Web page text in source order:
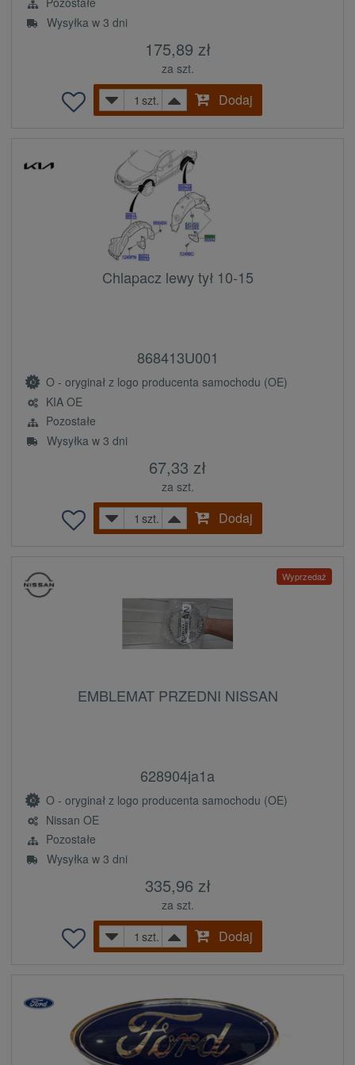
Wysyłka w 3 dni
175,89 zł
za szt.
szt.
Dodaj
Chlapacz lewy tył 10-15
868413U001
O - oryginał z logo producenta samochodu (OE)
KIA OE
Pozostałe
Wysyłka w 3 dni
67,33 zł
za szt.
szt.
Dodaj
Wyprzedaż
EMBLEMAT PRZEDNI NISSAN
628904ja1a
O - oryginał z logo producenta samochodu (OE)
Nissan OE
Pozostałe
Wysyłka w 3 dni
335,96 zł
za szt.
szt.
Dodaj